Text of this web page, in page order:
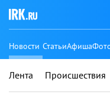
Новости СтатьиАфиша
Лента Происшествия